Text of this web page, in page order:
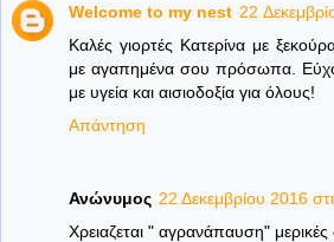
Welcome to my nest 22
Καλές γιορτές Κατερίνα με
με αγαπημένα σου πρόσωπα.
με υγεία και αισιοδοξία για όλους!
Απάντηση
Ανώνυμος 22 Δεκεμβρίου 2016
Χρειαζεται " αγρανάπαυση" μερικές